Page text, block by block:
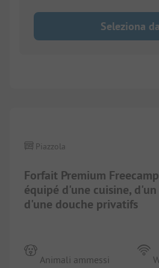
Seleziona
Forfait Premium
équipé d'une cuisine,
d'une douche privatifs
Piazzola
Animali ammessi